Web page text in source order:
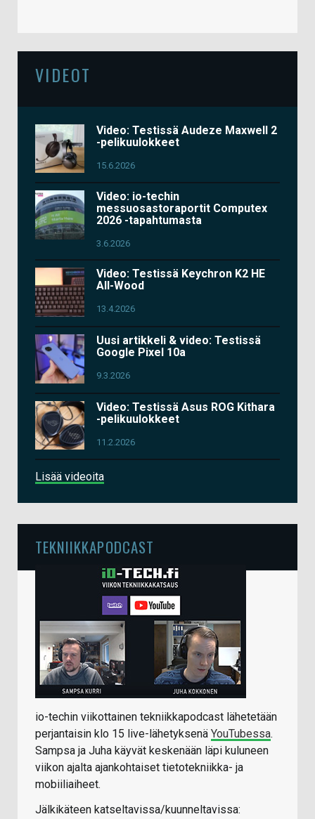
VIDEOT
Video: Testissä Audeze Maxwell 2
-pelikuulokkeet
15.6.2026
Video: io-techin
messuosastoraportit Computex
2026 -tapahtumasta
3.6.2026
Video: Testissä Keychron K2 HE
All-Wood
13.4.2026
Uusi artikkeli & video: Testissä
Google Pixel 10a
9.3.2026
Video: Testissä Asus ROG Kithara
-pelikuulokkeet
11.2.2026
Lisää videoita
TEKNIIKKAPODCAST
io-techin viikottainen tekniikkapodcast lähetetään
perjantaisin klo 15 live-lähetyksenä YouTubessa.
Sampsa ja Juha käyvät keskenään läpi kuluneen
viikon ajalta ajankohtaiset tietotekniikka- ja
mobiiliaiheet.
Jälkikäteen katseltavissa/kuunneltavissa: